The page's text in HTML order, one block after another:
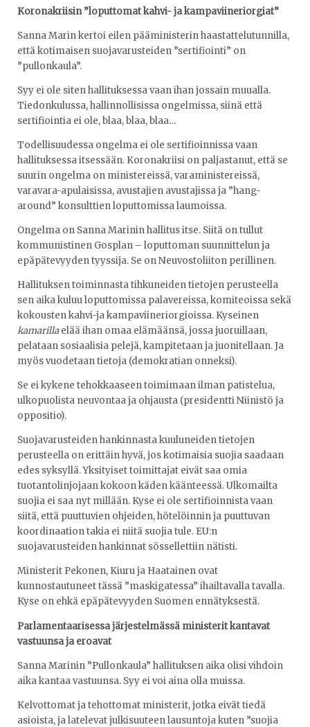
Koronakriisin ”loputtomat kahvi- ja kampaviineriorgiat”
Sanna Marin kertoi eilen pääministerin haastattelutunnilla,
että kotimaisen suojavarusteiden ”sertifiointi” on
”pullonkaula”.
Syy ei ole siten hallituksessa vaan ihan jossain muualla.
Tiedonkulussa, hallinnollisissa ongelmissa, siinä että
sertifiointia ei ole, blaa, blaa, blaa…
Todellisuudessa ongelma ei ole sertifioinnissa vaan
hallituksessa itsessään. Koronakriisi on paljastanut, että se
suurin ongelma on ministereissä, varaministereissä,
varavara-apulaisissa, avustajien avustajissa ja ”hang-
around” konsulttien loputtomissa laumoissa.
Ongelma on Sanna Marinin hallitus itse. Siitä on tullut
kommunistinen Gosplan – loputtoman suunnittelun ja
epäpätevyyden tyyssija. Se on Neuvostoliiton perillinen.
Hallituksen toiminnasta tihkuneiden tietojen perusteella
sen aika kuluu loputtomissa palavereissa, komiteoissa sekä
kokousten kahvi-ja kampaviineriorgioissa. Kyseinen
kamarillaelää ihan omaa elämäänsä, jossa juoruillaan,
pelataan sosiaalisia pelejä, kampitetaan ja juonitellaan. Ja
myös vuodetaan tietoja (demokratian onneksi).
Se ei kykene tehokkaaseen toimimaan ilman patistelua,
ulkopuolista neuvontaa ja ohjausta (presidentti Niinistö ja
oppositio).
Suojavarusteiden hankinnasta kuuluneiden tietojen
perusteella on erittäin hyvä, jos kotimaisia suojia saadaan
edes syksyllä. Yksityiset toimittajat eivät saa omia
tuotantolinjojaan kokoon käden käänteessä. Ulkomailta
suojia ei saa nyt millään. Kyse ei ole sertifioinnista vaan
siitä, että puuttuvien ohjeiden, hötelöinnin ja puuttuvan
koordinaation takia ei niitä suojia tule. EU:n
suojavarusteiden hankinnat sössellettiin nätisti.
Ministerit Pekonen, Kiuru ja Haatainen ovat
kunnostautuneet tässä ”maskigatessa” ihailtavalla tavalla.
Kyse on ehkä epäpätevyyden Suomen ennätyksestä.
Parlamentaarisessa järjestelmässä ministerit kantavat
vastuunsa ja eroavat
Sanna Marinin ”Pullonkaula” hallituksen aika olisi vihdoin
aika kantaa vastuunsa. Syy ei voi aina olla muissa.
Kelvottomat ja tehottomat ministerit, jotka eivät tiedä
asioista, ja latelevat julkisuuteen lausuntoja kuten ”suojia